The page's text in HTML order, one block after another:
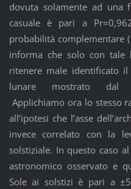
dovuta solamente ad una
casuale è pari a
probabilità complementare
informa che solo con tale
ritenere male identificato
lunare mostrato dal
Applichiamo ora lo stesso
all’ipotesi che l’asse
invece correlato con la
solstiziale. In questo caso
astronomico osservato e
Sole ai solstizi è pari a